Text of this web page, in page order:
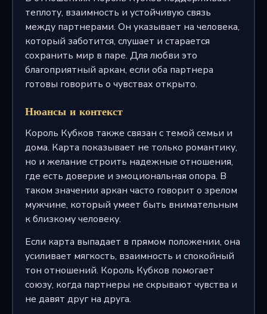
теплоту, взаимность и устойчивую связь
между партнерами. Он указывает на человека,
который заботится, слушает и старается
сохранить мир в паре. Для любви это
благоприятный аркан, если оба партнера
готовы говорить о чувствах открыто.
Нюансы и контекст
Король Кубков также связан с темой семьи и
дома. Карта показывает не только романтику,
но и желание строить надежные отношения,
где есть доверие и эмоциональная опора. В
таком значении аркан часто говорит о зрелом
мужчине, который умеет быть внимательным
к близкому человеку.
Если карта выпадает в прямом положении, она
усиливает мягкость, взаимность и спокойный
тон отношений. Король Кубков помогает
союзу, когда партнеры не скрывают чувства и
не давят друг на друга.